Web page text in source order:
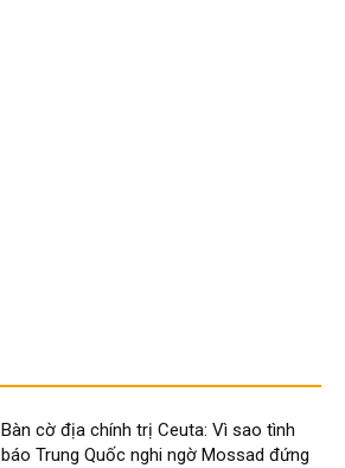
Bàn cờ địa chính trị Ceuta: Vì sao tình
báo Trung Quốc nghi ngờ Mossad đứng